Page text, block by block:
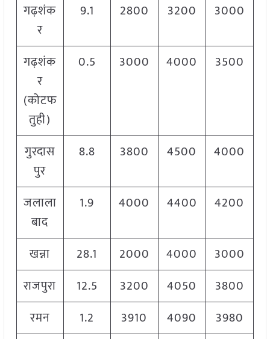
गढ़शंक
र
9.1 2800 3200 3000
गढ़शंक
र
(कोटफ
तुही)
0.5 3000 4000 3500
गुरदास
पुर
8.8 3800 4500 4000
जलाला
बाद
1.9 4000 4400 4200
खन्ना 28.1 2000 4000
3000
राजपुरा
12.5 3200 4050
3800
रमन
1.2 3910 4090
3980